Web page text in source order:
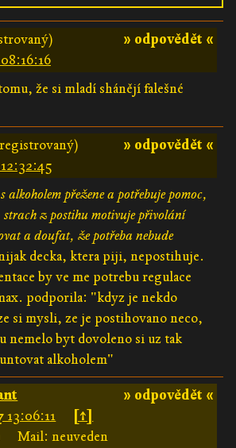
» odpovědět «
že si mladí shánějí falešné
» odpovědět «
přežene a potřebuje pomoc,
strach z postihu motivuje přivolání
a doufat, že potřeba nebude
decka, ktera piji, nepostihuje.
by ve me potrebu regulace
podporila: "kdyz je nekdo
si mysli, ze je postihovano neco,
nemelo byt dovoleno si uz tak
alkoholem"
» odpovědět «
13:06:11
[↑]
Mail: neuveden